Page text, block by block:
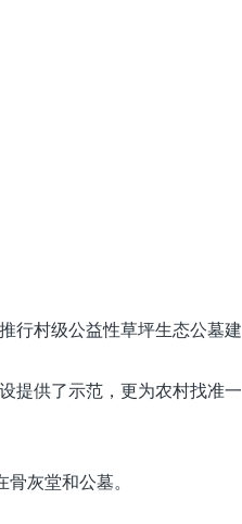
行村级公益性草坪生态公墓建
提供了示范，更为农村找准一
灰堂和公墓。